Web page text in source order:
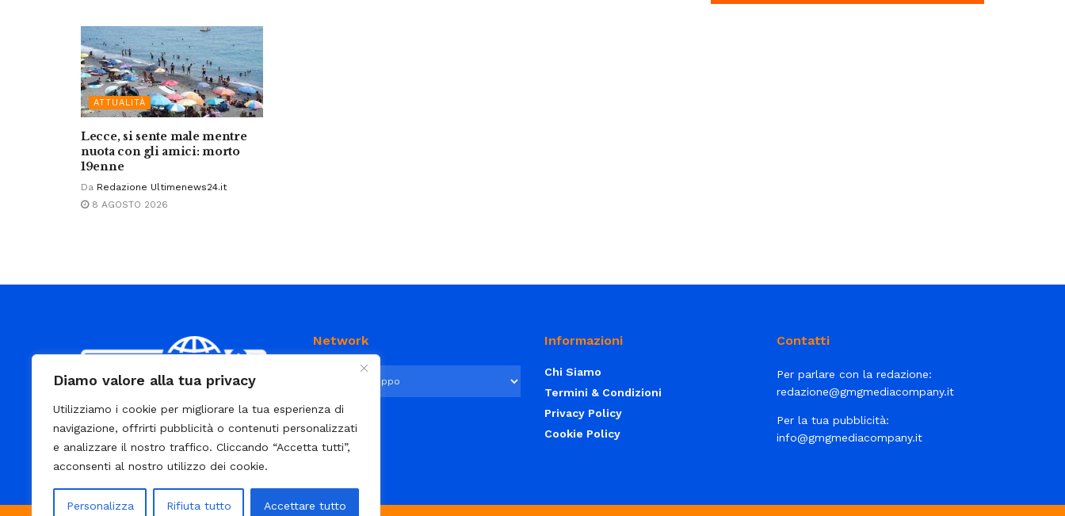
Diamo valore alla tua privacy
Utilizziamo i cookie per migliorare la tua esperienza di
navigazione, offrirti pubblicità o contenuti personalizzati
e analizzare il nostro traffico. Cliccando “Accetta tutti”,
acconsenti al nostro utilizzo dei cookie.
Personalizza Rifiuta tutto Accettare tutto
ATTUALITÀ
Lecce, si sente male mentre
nuota con gli amici: morto
19enne
Da Redazione Ultimenews24.it
8 AGOSTO 2026
E’ un portale di news ai sensi del D.L.
7/5/2001 n. 62
Network Informazioni
Chi Siamo
Termini & Condizioni
Privacy Policy
Cookie Policy
Contatti
Per parlare con la redazione:
redazione@gmgmediacompany.it
Per la tua pubblicità:
info@gmgmediacompany.it